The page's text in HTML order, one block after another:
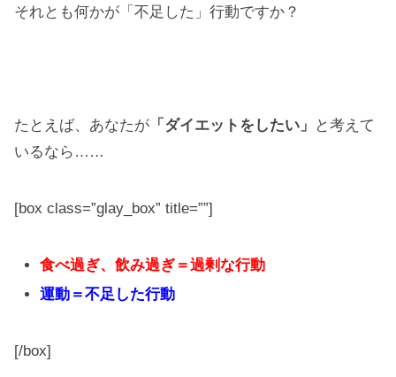
それとも何かが「不足した」行動ですか？
たとえば、あなたが 「ダイエットをしたい」
と考えて
いるなら……
[box class=”glay_box” title=””]
食べ過ぎ、飲み過ぎ＝過剰な行動
運動＝不足した行動
[/box]